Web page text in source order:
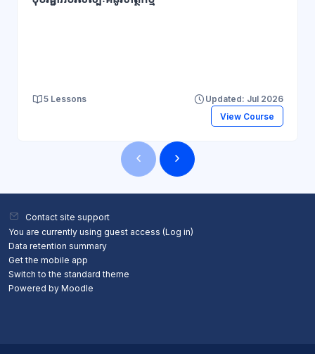
5 Lessons
Updated: Jul 2026
View Course
Blocks
Contact site support
You are currently using guest access (Log in)
Data retention summary
Get the mobile app
Switch to the standard theme
Powered by Moodle